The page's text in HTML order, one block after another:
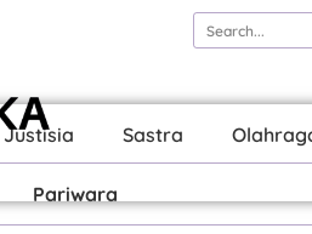
Pariwara
Justisia Sastra